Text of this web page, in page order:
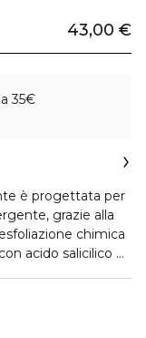
43,00 €
35€
è progettata per
grazie alla
chimica
acido salicilico e